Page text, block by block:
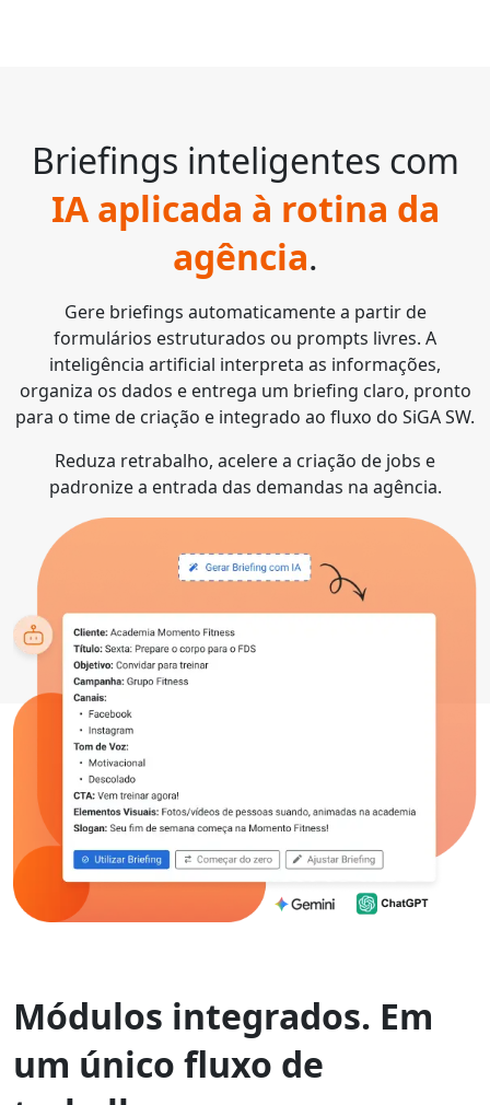
Briefings inteligentes com
IA aplicada à rotina da
agência.
Gere briefings automaticamente a partir de
formulários estruturados ou prompts livres. A
inteligência artificial interpreta as informações,
organiza os dados e entrega um briefing claro, pronto
para o time de criação e integrado ao fluxo do SiGA SW.
Reduza retrabalho, acelere a criação de jobs e
padronize a entrada das demandas na agência.
Módulos integrados. Em
um único fluxo de